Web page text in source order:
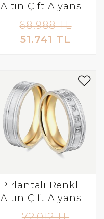
Altın Çift Alyans
68.988 TL
51.741 TL
Pırlantalı Renkli
Altın Çift Alyans